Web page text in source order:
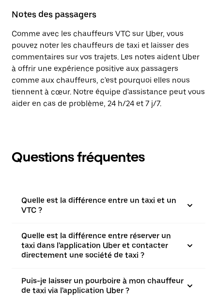
Notes des passagers
Comme avec les chauffeurs VTC sur Uber, vous
pouvez noter les chauffeurs de taxi et laisser des
commentaires sur vos trajets. Les notes aident Uber
à offrir une expérience positive aux passagers
comme aux chauffeurs, c'est pourquoi elles nous
tiennent à cœur. Notre équipe d'assistance peut vous
aider en cas de problème, 24 h/24 et 7 j/7.
Questions fréquentes
Quelle est la différence entre un taxi et un
VTC ?
Quelle est la différence entre réserver un
taxi dans l'application Uber et contacter
directement une société de taxi ?
Puis-je laisser un pourboire à mon chauffeur
de taxi via l'application Uber ?